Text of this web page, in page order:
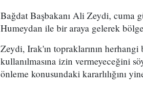
Bağdat Başbakanı Ali Zeydi, cuma
Humeydan ile bir araya gelerek
Zeydi, Irak'ın topraklarının
kullanılmasına izin vermeyeceğini
önleme konusundaki kararlılığını